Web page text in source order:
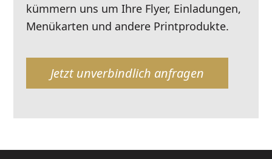
kümmern uns um Ihre Flyer, Einladungen,
Menükarten und andere Printprodukte.
Jetzt unverbindlich anfragen